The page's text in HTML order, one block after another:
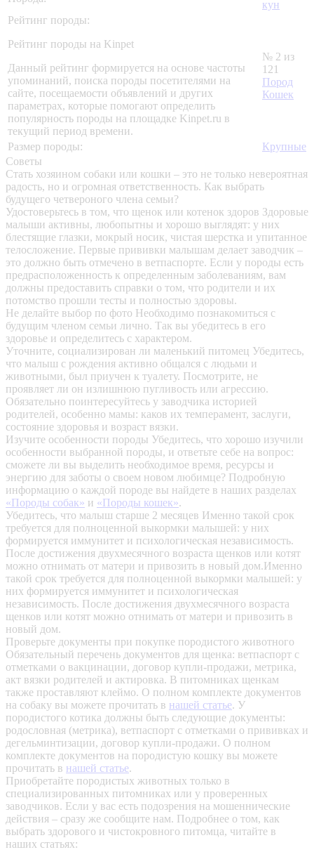
кун
Рейтинг породы:
Рейтинг породы на Kinpet
Данный рейтинг формируется на основе частоты
упоминаний, поиска породы посетителями на
сайте, посещаемости объявлений и других
параметрах, которые помогают определить
популярность породы на площадке Kinpet.ru в
текущий период времени.
№ 2 из
121
Пород
Кошек
Размер породы:
Крупные
Советы
Стать хозяином собаки или кошки – это не только невероятная
радость, но и огромная ответственность. Как выбрать
будущего четвероного члена семьи?
Удостоверьтесь в том, что щенок или котенок здоров Здоровые
малыши активны, любопытны и хорошо выглядят: у них
блестящие глазки, мокрый носик, чистая шерстка и упитанное
телосложение. Первые прививки малышам делает заводчик –
это должно быть отмечено в ветпаспорте. Если у породы есть
предрасположенность к определенным заболеваниям, вам
должны предоставить справки о том, что родители и их
потомство прошли тесты и полностью здоровы.
Не делайте выбор по фото Необходимо познакомиться с
будущим членом семьи лично. Так вы убедитесь в его
здоровье и определитесь с характером.
Уточните, социализирован ли маленький питомец Убедитесь,
что малыш с рождения активно общался с людьми и
животными, был приучен к туалету. Посмотрите, не
проявляет ли он излишнюю пугливость или агрессию.
Обязательно поинтересуйтесь у заводчика историей
родителей, особенно мамы: каков их темперамент, заслуги,
состояние здоровья и возраст вязки.
Изучите особенности породы Убедитесь, что хорошо изучили
особенности выбранной породы, и ответьте себе на вопрос:
сможете ли вы выделить необходимое время, ресурсы и
энергию для заботы о своем новом любимце? Подробную
информацию о каждой породе вы найдете в наших разделах
«Породы собак» и «Породы кошек».
Убедитесь, что малыш старше 2 месяцев Именно такой срок
требуется для полноценной выкормки малышей: у них
формируется иммунитет и психологическая независимость.
После достижения двухмесячного возраста щенков или котят
можно отнимать от матери и привозить в новый дом.Именно
такой срок требуется для полноценной выкормки малышей: у
них формируется иммунитет и психологическая
независимость. После достижения двухмесячного возраста
щенков или котят можно отнимать от матери и привозить в
новый дом.
Проверьте документы при покупке породистого животного
Обязательный перечень документов для щенка: ветпаспорт с
отметками о вакцинации, договор купли-продажи, метрика,
акт вязки родителей и актировка. В питомниках щенкам
также проставляют клеймо. О полном комплекте документов
на собаку вы можете прочитать в нашей статье. У
породистого котика должны быть следующие документы:
родословная (метрика), ветпаспорт с отметками о прививках и
дегельминтизации, договор купли-продажи. О полном
комплекте документов на породистую кошку вы можете
прочитать в нашей статье.
Приобретайте породистых животных только в
специализированных питомниках или у проверенных
заводчиков. Если у вас есть подозрения на мошеннические
действия – сразу же сообщите нам. Подробнее о том, как
выбрать здорового и чистокровного питомца, читайте в
наших статьях: